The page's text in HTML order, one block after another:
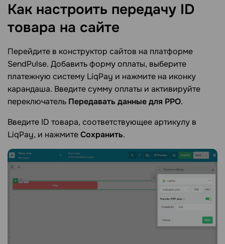
Как настроить передачу ID
товара на сайте
Перейдите в конструктор сайтов на платформе
SendPulse. Добавить форму оплаты, выберите
платежную систему LiqPay и нажмите на иконку
карандаша. Введите сумму оплаты и активируйте
переключатель Передавать данные для РРО.
Введите ID товара, соответствующее артикулу в
LiqPay, и нажмитеСохранить.